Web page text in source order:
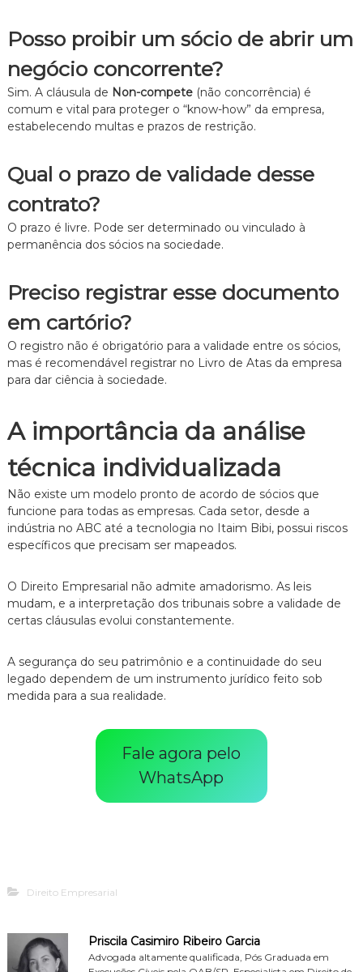
Posso proibir um sócio de abrir um
negócio concorrente?
Sim. A cláusula de Non-compete(não concorrência) é
comum e vital para proteger o “know-how” da empresa,
estabelecendo multas e prazos de restrição.
Qual o prazo de validade desse
contrato?
O prazo é livre. Pode ser determinado ou vinculado à
permanência dos sócios na sociedade.
Preciso registrar esse documento
em cartório?
O registro não é obrigatório para a validade entre os sócios,
mas é recomendável registrar no Livro de Atas da empresa
para dar ciência à sociedade.
A importância da análise
técnica individualizada
Não existe um modelo pronto de acordo de sócios que
funcione para todas as empresas. Cada setor, desde a
indústria no ABC até a tecnologia no Itaim Bibi, possui riscos
específicos que precisam ser mapeados.
O Direito Empresarial não admite amadorismo. As leis
mudam, e a interpretação dos tribunais sobre a validade de
certas cláusulas evolui constantemente.
A segurança do seu patrimônio e a continuidade do seu
legado dependem de um instrumento jurídico feito sob
medida para a sua realidade.
Fale agora pelo
WhatsApp
Direito Empresarial
Priscila Casimiro Ribeiro Garcia
Advogada altamente qualificada, Pós Graduada em